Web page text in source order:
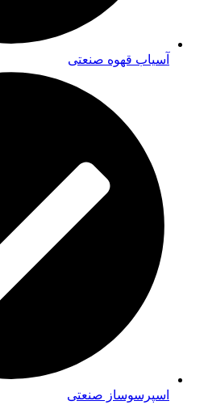
آسیاب قهوه صنعتی
اسپرسوساز صنعتی